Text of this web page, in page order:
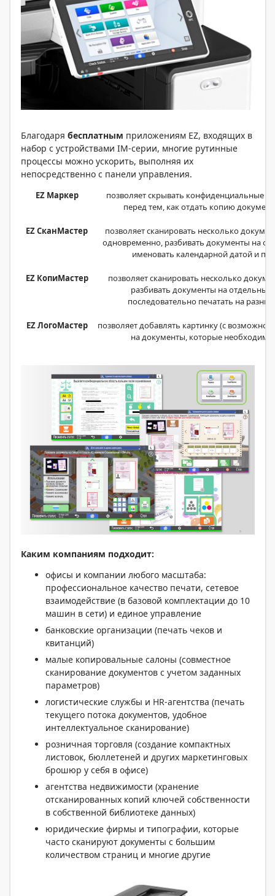
Благодаря бесплатным приложениям EZ, входящих в
набор с устройствами IM-серии, многие рутинные
процессы можно ускорить, выполняя их
непосредственно с панели управления.
EZ Маркер
позволяет скрывать конфиденциальные
перед тем, как отдать копию
EZ СканМастер
позволяет сканировать несколько
одновременно, разбивать документы на
именовать календарной датой и
EZ КопиМастер
позволяет сканировать несколько
разбивать документы на отдельные
последовательно печатать на
EZ ЛогоМастер
позволяет добавлять картинку (с
на документы, которые необходимо
Каким компаниям подходит:
офисы и компании любого масштаба:
профессиональное качество печати, сетевое
взаимодействие (в базовой комплектации до 10
машин в сети) и единое управление
банковские организации (печать чеков и
квитанций)
малые копировальные салоны (совместное
сканирование документов с учетом заданных
параметров)
логистические службы и HR-агентства (печать
текущего потока документов, удобное
интеллектуальное сканирование)
розничная торговля (создание компактных
листовок, бюллетеней и других маркетинговых
брошюр у себя в офисе)
агентства недвижимости (хранение
отсканированных копий ключей собственности
в собственной библиотеке данных)
юридические фирмы и типографии, которые
часто сканируют документы с большим
количеством страниц и многие другие